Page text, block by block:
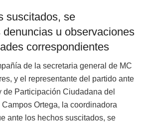
suscitados, se
denuncias u observaciones
correspondientes
de la secretaria general de MC
y el representante del partido ante
de Participación Ciudadana del
Ortega, la coordinadora
ante los hechos suscitados, se